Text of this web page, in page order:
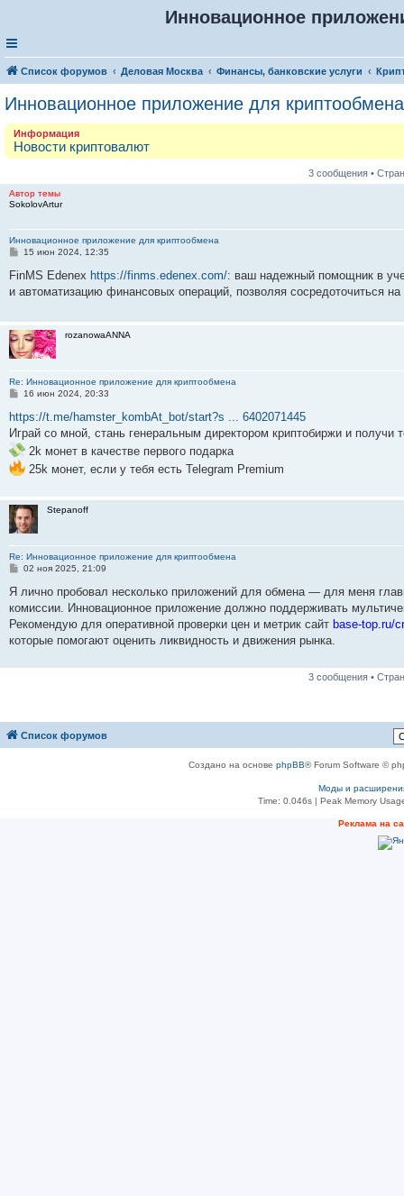
Инновационное
Список форумов Деловая Москва Финансы, банковские услуги
Инновационное приложение для криптообмена
Информация
Новости криптовалют
3 сообщения •
Автор темы
SokolovArtur
Инновационное приложение для криптообмена
С
о
щ
е
15 июн 2024, 12:35
FinMS Edenex https://finms.edenex.com/: ваш надежный помощник в
и автоматизацию финансовых операций, позволяя сосредоточиться на
rozanowaANNA
Re: Инновационное приложение для криптообмена
С
о
б
щ
е
н
и
е
16 июн 2024, 20:33
https://t.me/hamster_kombAt_bot/start?s ... 6402071445
Играй со мной, стань генеральным директором криптобиржи и получи
2k монет в качестве первого подарка
25k монет, если у тебя есть Telegram Premium
Stepanoff
Re: Инновационное приложение для криптообмена
С
о
щ
е
и
02 ноя 2025, 21:09
Я лично пробовал несколько приложений для обмена — для меня
комиссии. Инновационное приложение должно поддерживать
Рекомендую для оперативной проверки цен и метрик сайт base-top.ru/
которые помогают оценить ликвидность и движения рынка.
3 сообщения •
Список форумов
Создано на основе phpBB® Forum Software ©
Моды и
Time: 0.046s| Peak Memory
Реклама на